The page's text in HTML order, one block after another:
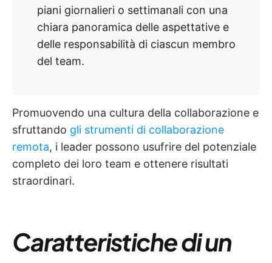
piani giornalieri o settimanali con una
chiara panoramica delle aspettative e
delle responsabilità di ciascun membro
del team.
Promuovendo una cultura della collaborazione e
sfruttando gli strumenti di collaborazione
remota, i leader possono usufrire del potenziale
completo dei loro team e ottenere risultati
straordinari.
Caratteristiche di un